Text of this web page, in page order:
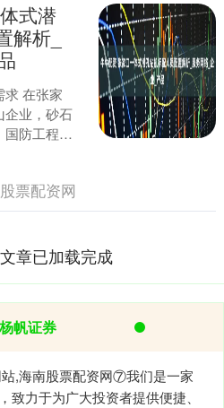
式潜
析_
求 在张家
企业，砂石
国防工程等
水下岩石
票配资网
章已加载完成
杨帆证券
,海南股票配资网⑦我们是一家
致力于为广大投资者提供便捷、